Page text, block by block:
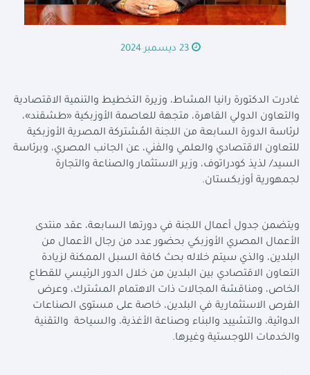
23 ديسمبر 2024
غادرت الدكتورة رانيا المشاط، وزيرة التخطيط والتنمية الاقتصادية
والتعاون الدولي القاهرة، متجهة للعاصمة الأوزبكية «طشقند»،
لرئاسة الدورة السابعة من اللجنة المُشتركة المصرية الأوزبكية
للتعاون الاقتصادي والعلمي والفني، عن الجانب المصري، وبرئاسة
السيد/ لذيذ كودراتوف، وزير الاستثمار والصناعة والتجارة
لجمهورية أوزبكستان.
ويتضمن جدول أعمال اللجنة في دورتها السابعة، عقد منتدى
الأعمال المصري الأوزبكي بحضور عدد من رجال الأعمال من
البلدين، والذي سيتم خلاله بحث كافة السبل الممكنة لزيادة
التعاون الاقتصادي بين البلدين من خلال الدور الرئيسي للقطاع
الخاص، ومناقشة المجالات ذات الاهتمام المشترك، وعرض
الفرص الاستثمارية في البلدين، خاصة على مستوى الصناعات
الدوائية، والتشييد والبناء وصناعة الأغذية، والسياحة والتقنية
والخدمات اللوجستية وغيرها.